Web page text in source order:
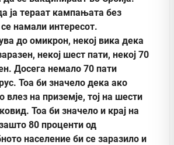
ја тераат кампањата без
намали интересот.
до омикрон, некој вика дека
некој шест пати, некој 70
Досега немало 70 пати
Тоа би значело дека ако
влез на приземје, тој на шести
Тоа би значело и крај на
80 проценти од
население би се заразило и